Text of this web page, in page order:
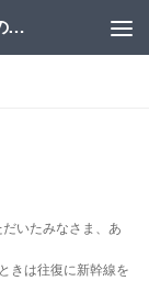
すてらーしぇる｜東方PROJECTとハルヒの二次創作サイト
いたみなさま、あ
きは往復に新幹線を